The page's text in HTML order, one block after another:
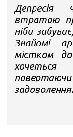
Депресія
втратою
ніби
Знайомі
містком
задоволення.